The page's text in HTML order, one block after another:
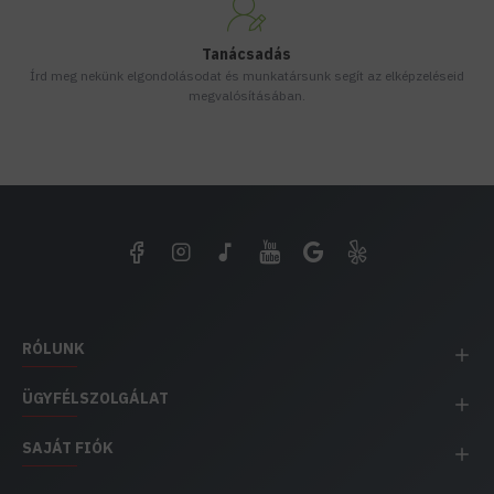
Tanácsadás
Írd meg nekünk elgondolásodat és munkatársunk segít az elképzeléseid
megvalósításában.
RÓLUNK
ÜGYFÉLSZOLGÁLAT
SAJÁT FIÓK